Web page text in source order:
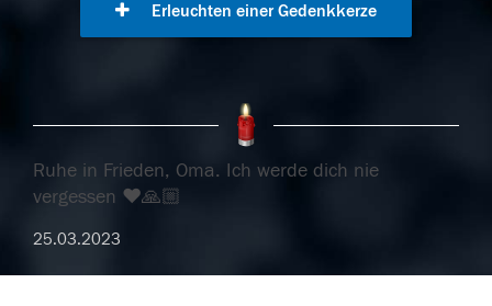
Erleuchten einer Gedenkkerze
Ruhe in Frieden, Oma. Ich werde dich nie
vergessen ♥️🙏🏼
25.03.2023